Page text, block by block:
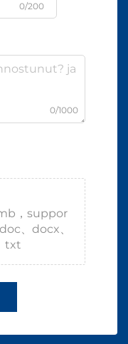
0/200
0/1000
，suppor
、docx、
txt